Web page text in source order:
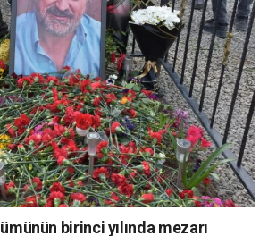
birinci yılında mezarı